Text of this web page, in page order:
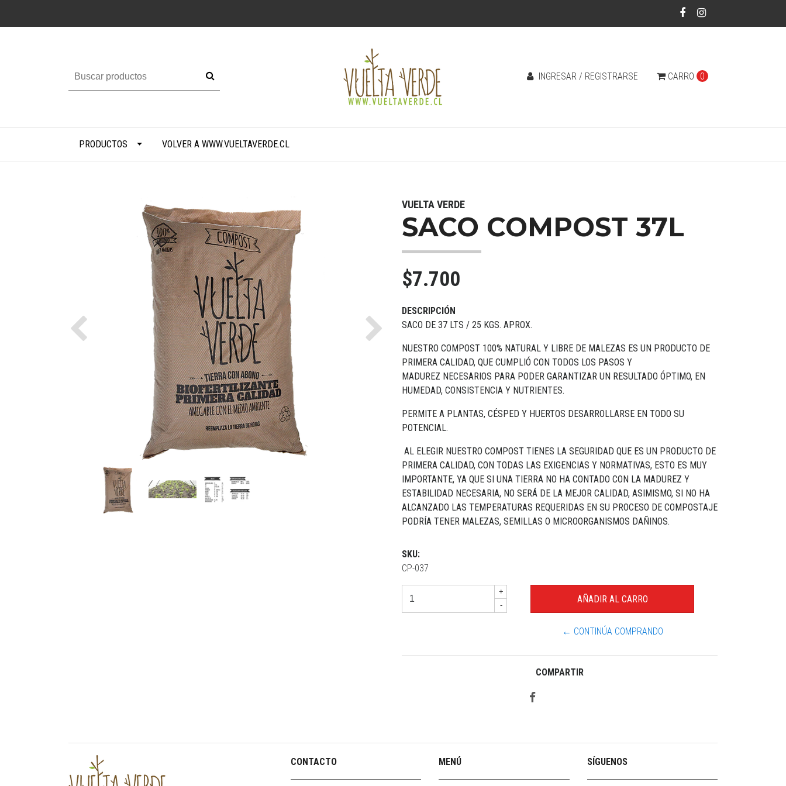
CARRO 0
INGRESAR / REGISTRARSE
PRODUCTOS VOLVER A WWW.VUELTAVERDE.CL
Previous Next
VUELTA VERDE
SACO COMPOST 37L
$7.700
DESCRIPCIÓN
SACO DE 37 LTS / 25 KGS. APROX.
NUESTRO COMPOST 100% NATURAL Y LIBRE DE MALEZAS ES UN PRODUCTO DE
PRIMERA CALIDAD, QUE CUMPLIÓ CON TODOS LOS PASOS Y
MADUREZ NECESARIOS PARA PODER GARANTIZAR UN RESULTADO ÓPTIMO, EN
HUMEDAD, CONSISTENCIA Y NUTRIENTES.
PERMITE A PLANTAS, CÉSPED Y HUERTOS DESARROLLARSE EN TODO SU
POTENCIAL.
AL ELEGIR NUESTRO COMPOST TIENES LA SEGURIDAD QUE ES UN PRODUCTO DE
PRIMERA CALIDAD, CON TODAS LAS EXIGENCIAS Y NORMATIVAS, ESTO ES MUY
IMPORTANTE, YA QUE SI UNA TIERRA NO HA CONTADO CON LA MADUREZ Y
ESTABILIDAD NECESARIA, NO SERÁ DE LA MEJOR CALIDAD, ASIMISMO, SI NO HA
ALCANZADO LAS TEMPERATURAS REQUERIDAS EN SU PROCESO DE COMPOSTAJE
PODRÍA TENER MALEZAS, SEMILLAS O MICROORGANISMOS DAÑINOS.
SKU:
CP-037
+
-
← CONTINÚA COMPRANDO
COMPARTIR
CONTACTO MENÚ SÍGUENOS